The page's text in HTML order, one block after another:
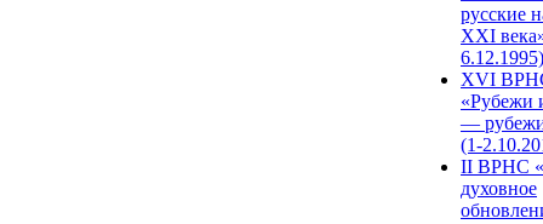
русские
XXI
6.12.1995)
XVI
«Рубежи
—
(1-
II ВРНС
духовное